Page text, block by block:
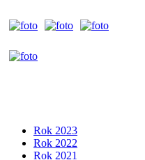
Rok 2023
Rok 2022
Rok 2021